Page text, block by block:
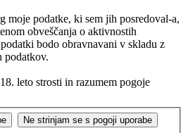
moje podatke, ki sem jih posredoval-a,
obveščanja o aktivnostih
bodo obravnavani v skladu z
podatkov.
leto strosti in razumem pogoje